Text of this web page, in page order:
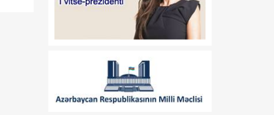
Respublikasının Elm və
Təhsil və Elm Nazirliyi
arasında illik təhsil
kvotalarının qarşılıqlı
ayrılması haqqında
01:04
08 Avqust